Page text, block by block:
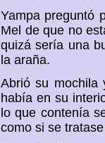
Yampa preguntó
Mel de que no
quizá sería una
la araña.
Abrió su mochila
había en su
lo que contenía
como si se